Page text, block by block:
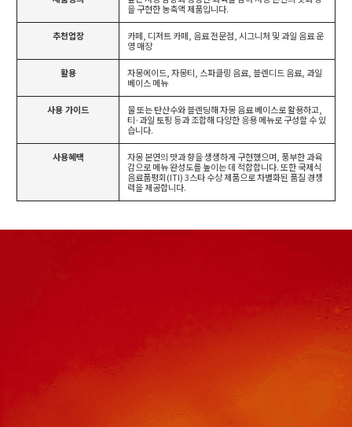
을 구현한 농축액 제품입니다.
추천업장
카페, 디저트 카페, 음료 전문점, 시그니처 및 과일 음료 운
영 매장
활용
자몽에이드, 자몽티, 스파클링 음료, 블렌디드 음료, 과일
베이스 메뉴
사용 가이드
물 또는 탄산수와 블렌딩해 자몽 음료 베이스로 활용하고,
티·과일 토핑 등과 조합해 다양한 응용 메뉴로 구성할 수 있
습니다.
사용혜택
자몽 본연의 맛과 향을 생생하게 구현했으며, 풍부한 과육
감으로 메뉴 완성도를 높이는 데 적합합니다. 또한 국제식
음료품평회(ITI) 3스타 수상 제품으로 차별화된 품질 경쟁
력을 제공합니다.